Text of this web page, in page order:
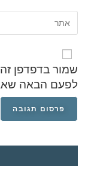
שמור בדפדפן
לפעם הבאה